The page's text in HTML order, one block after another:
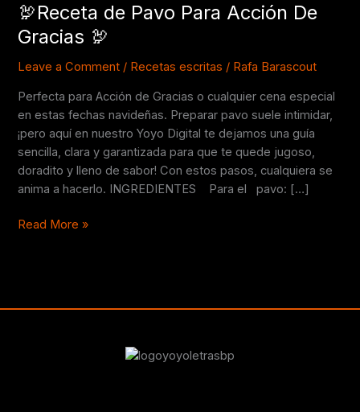
🦃​Receta de Pavo Para Acción De
Gracias 🦃​
Leave a Comment / Recetas escritas / Rafa Barascout
Perfecta para Acción de Gracias o cualquier cena especial
en estas fechas navideñas. Preparar pavo suele intimidar,
¡pero aquí en nuestro Yoyo Digital te dejamos una guía
sencilla, clara y garantizada para que te quede jugoso,
doradito y lleno de sabor! Con estos pasos, cualquiera se
anima a hacerlo. INGREDIENTES Para el pavo: […]
de
Pavo
Para
Acción
Gracias
🦃​
Read More »